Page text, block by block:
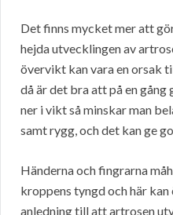
Det finns mycket mer att
hejda utvecklingen av
övervikt kan vara en orsak
då är det bra att på en
ner i vikt så minskar man
samt rygg, och det kan ge
Händerna och fingrarna
kroppens tyngd och här
anledning till att artrosen